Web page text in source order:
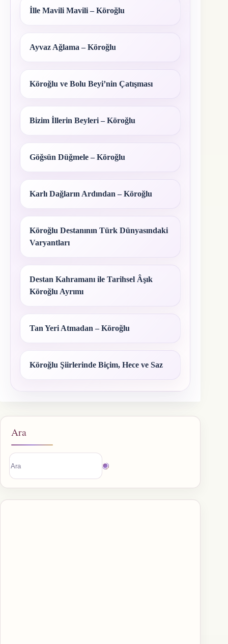
İlle Mavili Mavili – Köroğlu
Ayvaz Ağlama – Köroğlu
Köroğlu ve Bolu Beyi’nin Çatışması
Bizim İllerin Beyleri – Köroğlu
Göğsün Düğmele – Köroğlu
Karlı Dağların Ardından – Köroğlu
Köroğlu Destanının Türk Dünyasındaki
Varyantları
Destan Kahramanı ile Tarihsel Âşık
Köroğlu Ayrımı
Tan Yeri Atmadan – Köroğlu
Köroğlu Şiirlerinde Biçim, Hece ve Saz
Ara